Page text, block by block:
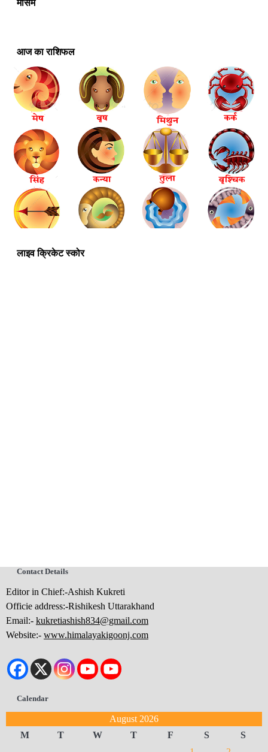
मौसम
आज का राशिफल
लाइव क्रिकेट स्कोर
Contact Details
Editor in Chief:-Ashish Kukreti
Officie address:-Rishikesh Uttarakhand
Email:- kukretiashish834@gmail.com
Website:- www.himalayakigoonj.com
Calendar
August 2026
M
T W T F S
S